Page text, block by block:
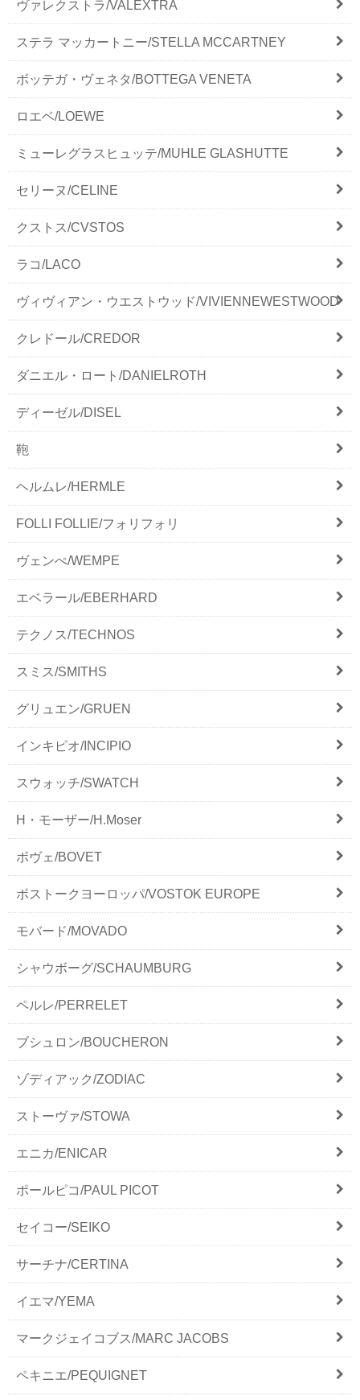
ヴァレクストラ/VALEXTRA
ステラ マッカートニー/STELLA MCCARTNEY
ボッテガ・ヴェネタ/BOTTEGA VENETA
ロエベ/LOEWE
ミューレグラスヒュッテ/MUHLE GLASHUTTE
セリーヌ/CELINE
クストス/CVSTOS
ラコ/LACO
ヴィヴィアン・ウエストウッド/VIVIENNEWESTWOOD
クレドール/CREDOR
ダニエル・ロート/DANIELROTH
ディーゼル/DISEL
鞄
ヘルムレ/HERMLE
FOLLI FOLLIE/フォリフォリ
ヴェンぺ/WEMPE
エベラール/EBERHARD
テクノス/TECHNOS
スミス/SMITHS
グリュエン/GRUEN
インキピオ/INCIPIO
スウォッチ/SWATCH
H・モーザー/H.Moser
ボヴェ/BOVET
ボストークヨーロッパ/VOSTOK EUROPE
モバード/MOVADO
シャウボーグ/SCHAUMBURG
ペルレ/PERRELET
ブシュロン/BOUCHERON
ゾディアック/ZODIAC
ストーヴァ/STOWA
エニカ/ENICAR
ポールピコ/PAUL PICOT
セイコー/SEIKO
サーチナ/CERTINA
イエマ/YEMA
マークジェイコブス/MARC JACOBS
ペキニエ/PEQUIGNET